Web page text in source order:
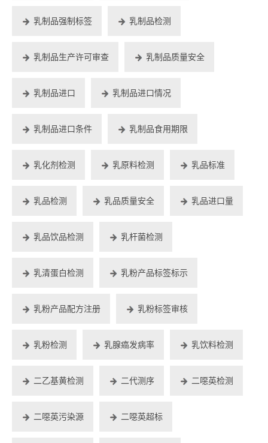
乳制品强制标签 乳制品检测
乳制品生产许可审查 乳制品质量安全
乳制品进口 乳制品进口情况
乳制品进口条件 乳制品食用期限
乳化剂检测 乳原料检测 乳品标准
乳品检测 乳品质量安全 乳品进口量
乳品饮品检测 乳杆菌检测
乳清蛋白检测 乳粉产品标签标示
乳粉产品配方注册 乳粉标签审核
乳粉检测 乳腺癌发病率 乳饮料检测
二乙基黄检测 二代测序 二噁英检测
二噁英污染源 二噁英超标